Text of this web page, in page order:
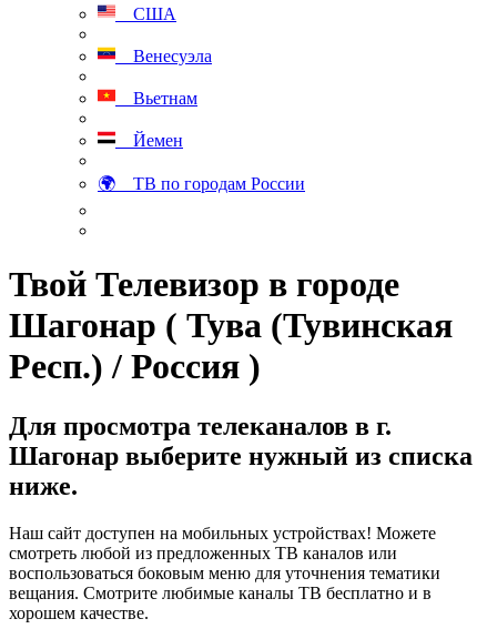
США
Венесуэла
Вьетнам
Йемен
🌍 ТВ по городам России
Твой Телевизор в городе
Шагонар ( Тува (Тувинская
Респ.) / Россия )
Для просмотра телеканалов в г.
Шагонар выберите нужный из списка
ниже.
Наш сайт доступен на мобильных устройствах! Можете
смотреть любой из предложенных ТВ каналов или
воспользоваться боковым меню для уточнения тематики
вещания. Смотрите любимые каналы ТВ бесплатно и в
хорошем качестве.